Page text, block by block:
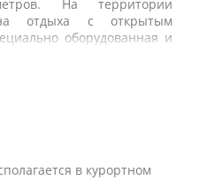
На территории
отдыха с открытым
оборудованная и
магазины, кафе, бары,
инфраструктура.
в курортном